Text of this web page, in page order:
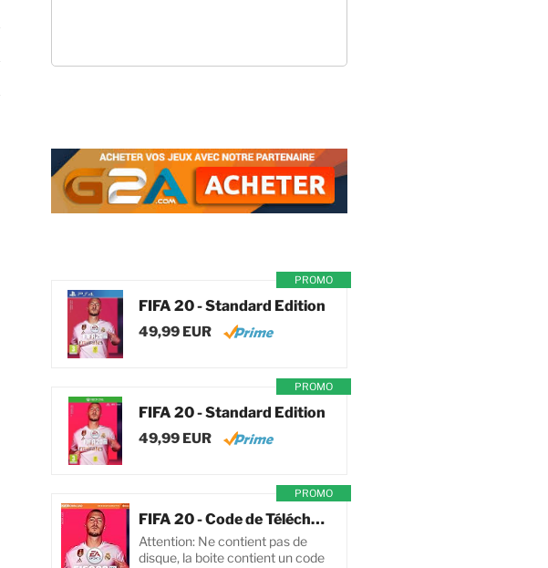
PROMO
FIFA 20 - Standard Edition
49,99 EUR
PROMO
FIFA 20 - Standard Edition
49,99 EUR
PROMO
FIFA 20 - Code de Téléchargement pour PC
Attention: Ne contient pas de
disque, la boite contient un code